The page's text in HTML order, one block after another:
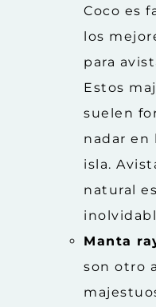
Coco es
los
para
Estos
suelen
nadar en
isla.
natural
Manta
son otro